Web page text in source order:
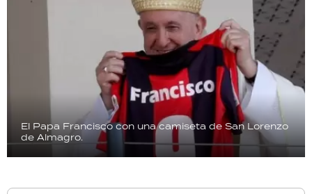
El Papa Francisco con una camiseta de San Lorenzo
de Almagro.
PALABRAS
Seguinos